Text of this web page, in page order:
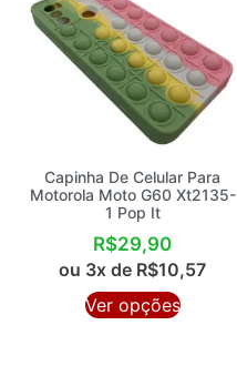
Capinha De Celular Para
Motorola Moto G60 Xt2135-
1 Pop It
R$29,90
ou 3x de R$10,57
Ver opções